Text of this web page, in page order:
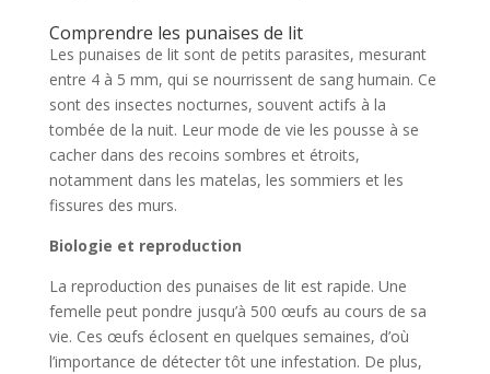
Comprendre les punaises de lit
Les punaises de lit sont de petits parasites, mesurant
entre 4 à 5 mm, qui se nourrissent de sang humain. Ce
sont des insectes nocturnes, souvent actifs à la
tombée de la nuit. Leur mode de vie les pousse à se
cacher dans des recoins sombres et étroits,
notamment dans les matelas, les sommiers et les
fissures des murs.
Biologie et reproduction
La reproduction des punaises de lit est rapide. Une
femelle peut pondre jusqu’à 500 œufs au cours de sa
vie. Ces œufs éclosent en quelques semaines, d’où
l’importance de détecter tôt une infestation. De plus,